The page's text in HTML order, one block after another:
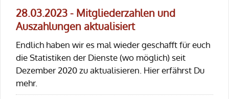
28.03.2023 - Mitgliederzahlen und
Auszahlungen aktualisiert
Endlich haben wir es mal wieder geschafft für euch
die Statistiken der Dienste (wo möglich) seit
Dezember 2020 zu aktualisieren. Hier erfährst Du
mehr.